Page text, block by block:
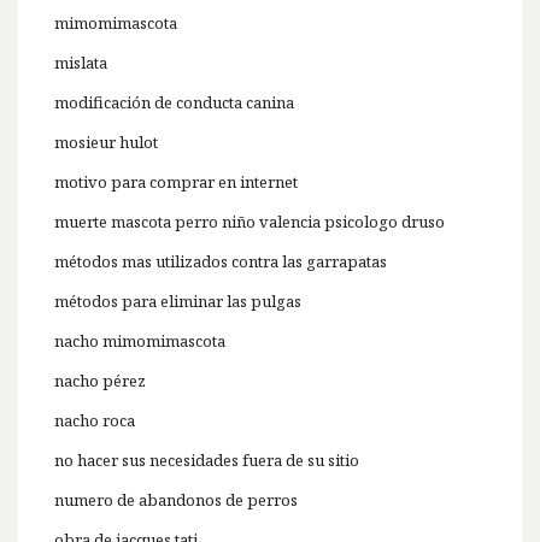
mimomimascota
mislata
modificación de conducta canina
mosieur hulot
motivo para comprar en internet
muerte mascota perro niño valencia psicologo druso
métodos mas utilizados contra las garrapatas
métodos para eliminar las pulgas
nacho mimomimascota
nacho pérez
nacho roca
no hacer sus necesidades fuera de su sitio
numero de abandonos de perros